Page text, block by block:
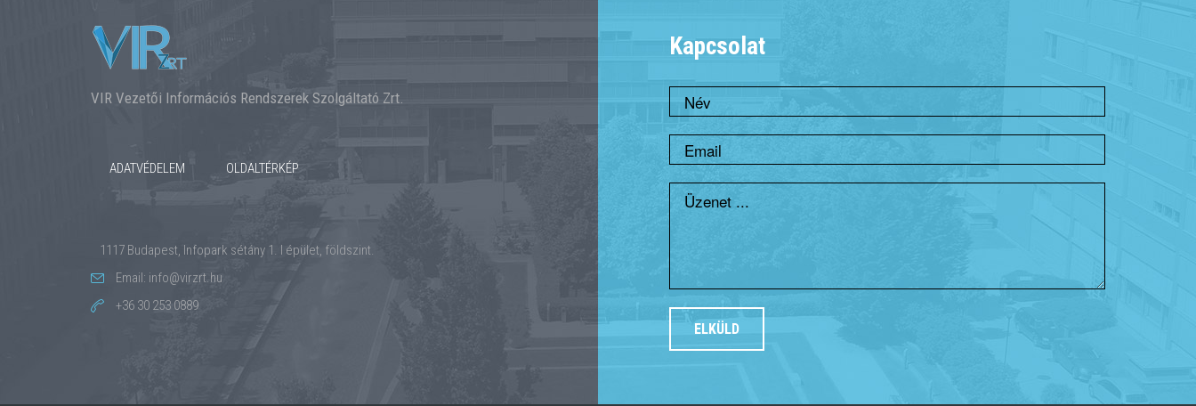
VIR Vezetői Információs Rendszerek Szolgáltató Zrt.
ADATVÉDELEM OLDALTÉRKÉP
1117 Budapest, Infopark sétány 1. I épület, földszint.
Email: info@virzrt.hu
+36 30 253 0889
Kapcsolat